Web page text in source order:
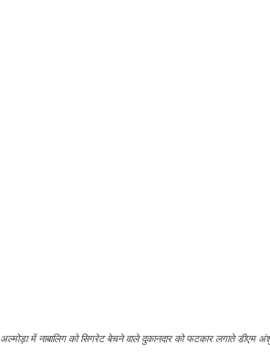
अल्मोड़ा में नाबालिग को सिगरेट बेचने वाले दुकानदार को फटकार लगाते डीएम